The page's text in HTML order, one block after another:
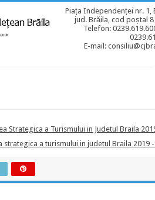
Piața Independenței nr. 1,
jud. Brăila, cod poștal
Telefon:
E-mail:
Strategica a Turismului in Judetul Braila
a turismului in judetul Braila 2019